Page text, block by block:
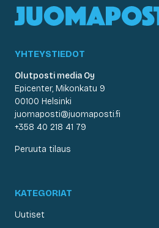
YHTEYSTIEDOT
Olutposti media Oy
Epicenter, Mikonkatu 9
00100 Helsinki
juomaposti@juomaposti.fi
+358 40 218 41 79
Peruuta tilaus
KATEGORIAT
Uutiset